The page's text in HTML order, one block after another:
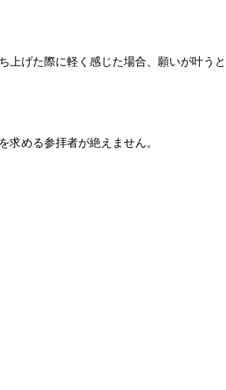
上げた際に軽く感じた場合、願いが叶うと
求める参拝者が絶えません。